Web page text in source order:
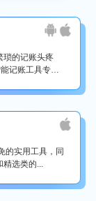
琐的记账头疼
记账工具专为
的实用工具，同
精选类的...